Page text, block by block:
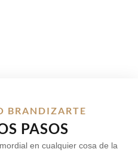
BRANDIZARTE
PASOS
en cualquier cosa de la